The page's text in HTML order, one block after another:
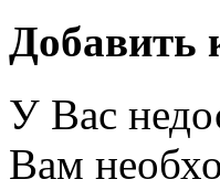
Добавить
У Вас
Вам